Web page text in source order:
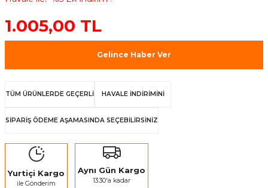
1.005,00 TL
Gelince Haber Ver
TÜM ÜRÜNLERDE GEÇERLİ HAVALE İNDİRİMİNİ
SİPARİŞ ÖDEME AŞAMASINDA SEÇEBİLİRSİNİZ
Yurtiçi Kargo
ile Gönderim
Aynı Gün Kargo
13:30'a kadar